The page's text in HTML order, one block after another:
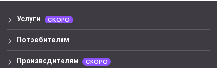
Услуги СКОРО
Потребителям
Производителям СКОРО